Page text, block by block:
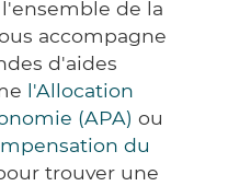
de la
accompagne
d'aides
l'Allocation
(APA) ou
du
trouver une